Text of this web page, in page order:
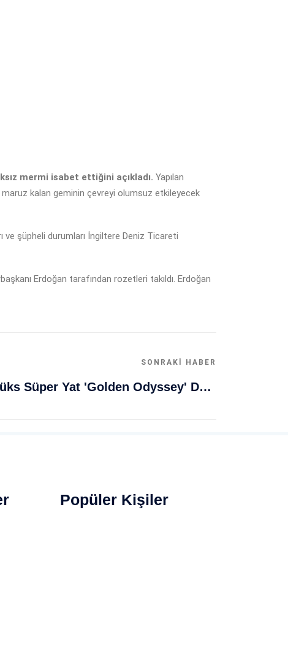
mermi isabet ettiğini açıkladı. Yapılan
maruz kalan geminin çevreyi olumsuz etkileyecek
ve şüpheli durumları İngiltere Deniz Ticareti
Erdoğan tarafından rozetleri takıldı. Erdoğan
SONRAKI HABER
Muğla Bodrum'da Lüks Süper Yat 'Golden Odyssey' Demirledi
Popüler Kişiler